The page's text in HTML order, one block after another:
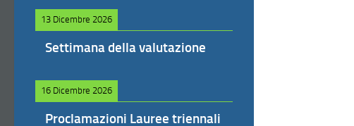
13 Dicembre 2026
Settimana della valutazione
16 Dicembre 2026
Proclamazioni Lauree triennali